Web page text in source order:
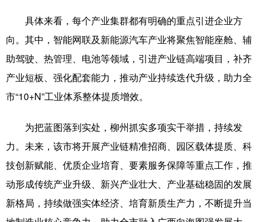
具体来看，每个产业集群都有明确的重点引进企业方
向。其中，智能网联及新能源汽车产业将聚焦智能座舱、辅
助驾驶、热管理、电池等领域，引进产业链高端项目，补齐
产业短板、强化配套能力，推动产业持续迭代升级，助力全
市“10+N”工业体系整体提质增效。
为把蓝图落到实处，柳州抓实多项实干举措，持续发
力。未来，该市将开展产业链精准招商、园区载体提质、科
技创新赋能、优质企业培育、要素服务保障等重点工作，推
动形成传统产业升级、新兴产业壮大、产业基础稳固的发展
新格局，持续做强实体经济、培育新质生产力，不断提升当